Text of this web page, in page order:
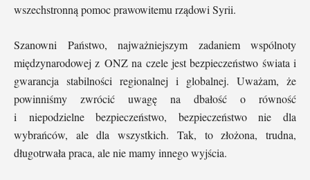
wszechstronną pomoc prawowitemu rządowi Syrii.
Szanowni Państwo, najważniejszym zadaniem wspólnoty
międzynarodowej z ONZ na czele jest bezpieczeństwo świata i
gwarancja stabilności regionalnej i globalnej. Uważam, że
powinniśmy zwrócić uwagę na dbałość o równość
i niepodzielne bezpieczeństwo, bezpieczeństwo nie dla
wybrańców, ale dla wszystkich. Tak, to złożona, trudna,
długotrwała praca, ale nie mamy innego wyjścia.